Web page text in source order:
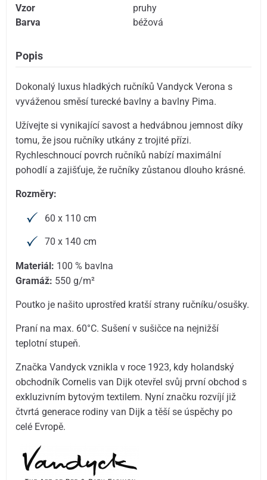
Vzor
pruhy
Barva
béžová
Popis
Dokonalý luxus hladkých ručníků Vandyck Verona s
vyváženou směsí turecké bavlny a bavlny Pima.
Užívejte si vynikající savost a hedvábnou jemnost díky
tomu, že jsou ručníky utkány z trojité přízi.
Rychleschnoucí povrch ručníků nabízí maximální
pohodlí a zajišťuje, že ručníky zůstanou dlouho krásné.
Rozměry:
60 x 110 cm
70 x 140 cm
Materiál: 100 % bavlna
Gramáž: 550 g/m²
Poutko je našito uprostřed kratší strany ručníku/osušky.
Praní na max. 60°C. Sušení v sušičce na nejnižší
teplotní stupeň.
Značka Vandyck vznikla v roce 1923, kdy holandský
obchodník Cornelis van Dijk otevřel svůj první obchod s
exkluzivním bytovým textilem. Nyní značku rozvíjí již
čtvrtá generace rodiny van Dijk a těší se úspěchy po
celé Evropě.